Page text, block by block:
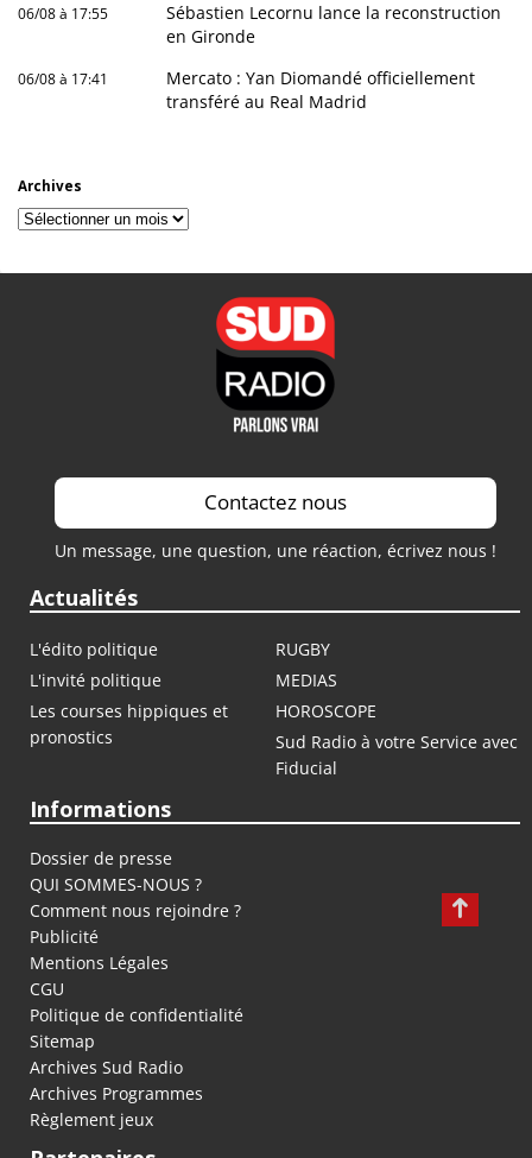
06/08 à 17:55
Sébastien Lecornu lance la reconstruction
en Gironde
06/08 à 17:41
Mercato : Yan Diomandé officiellement
transféré au Real Madrid
Archives
Archives
Contactez nous
Un message, une question, une réaction, écrivez nous !
Actualités
L'édito politique
RUGBY
L'invité politique
MEDIAS
Les courses hippiques et
pronostics
HOROSCOPE
Sud Radio à votre Service avec
Fiducial
Informations
Dossier de presse
QUI SOMMES-NOUS ?
Comment nous rejoindre ?
Publicité
Mentions Légales
CGU
Politique de confidentialité
Sitemap
Archives Sud Radio
Archives Programmes
Règlement jeux